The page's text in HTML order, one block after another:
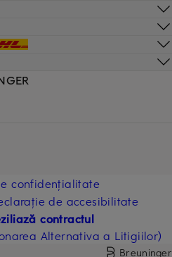
confidențialitate
de accesibilitate
contractul
Alternativa a Litigiilor)
Breuninger